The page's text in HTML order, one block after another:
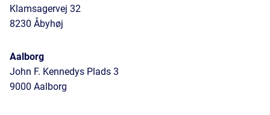
Klamsagervej 32
8230 Åbyhøj
Aalborg
John F. Kennedys Plads 3
9000 Aalborg